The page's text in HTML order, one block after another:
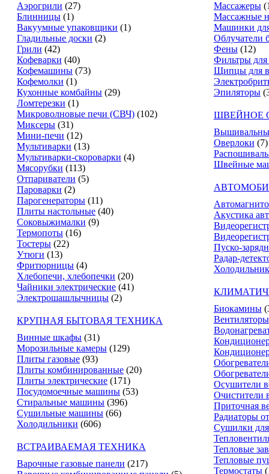
Аэрогрили (27)
Блинницы (1)
Вакуумные упаковщики (1)
Гладильные доски (2)
Грили (42)
Кофеварки (40)
Кофемашины (73)
Кофемолки (1)
Кухонные комбайны (29)
Ломтерезки (1)
Микроволновые печи (СВЧ) (102)
Миксеры (31)
Мини-печи (12)
Мультиварки (13)
Мультиварки-скороварки (4)
Мясорубки (113)
Отпариватели (5)
Пароварки (2)
Парогенераторы (11)
Плиты настольные (40)
Соковыжималки (9)
Термопоты (16)
Тостеры (22)
Утюги (13)
Фритюрницы (4)
Хлебопечи, хлебопечки (20)
Чайники электрические (41)
Электрошашлычницы (2)
КРУПНАЯ БЫТОВАЯ ТЕХНИКА
Винные шкафы (31)
Морозильные камеры (129)
Плиты газовые (93)
Плиты комбинированные (20)
Плиты электрические (171)
Посудомоечные машины (53)
Стиральные машины (396)
Сушильные машины (66)
Холодильники (606)
ВСТРАИВАЕМАЯ ТЕХНИКА
Варочные газовые панели (217)
Массажеры
Массажные
Машинки
Облучатели
Фены (12)
Фильтры
Щипцы для
Эпиляторы
ШВЕЙНОЕ
Оверлоки (7)
Швейные
Акустика
Пуско-
Радар-
Биокамины
Вентиляторы
Осушители
Очистители
Приточная
Радиаторы
Сушилки
Тепловые
Тепловые
Термостаты